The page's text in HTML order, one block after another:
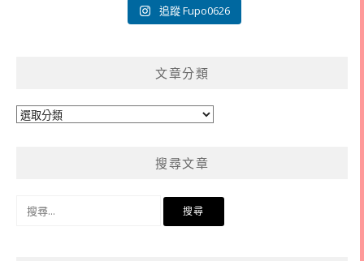
追蹤 Fupo0626
文章分類
文
搜尋文章